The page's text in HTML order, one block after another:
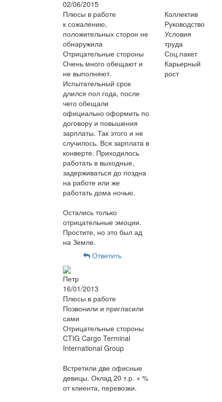
02/06/2015
Плюсы в работе
к сожалению,
положительных сторон не
обнаружила
Отрицательные стороны
Очень много обещают и
не выполняют.
Испытательный срок
длился пол года, после
чего обещали
официально оформить по
договору и повышения
зарплаты. Так этого и не
случилось. Вся зарплата в
конверте. Приходилось
работать в выходные,
задерживаться до поздна
на работе или же
работать дома ночью.
Остались только
отрицательные эмоции.
Простите, но это был ад
на Земле.
Коллектив
Руководство
Условия
труда
Соц.пакет
Карьерный
рост
Ответить
Петр
16/01/2013
Плюсы в работе
Позвонили и пригласили
сами
Отрицательные стороны
CTIG Cargo Terminal
International Group
Встретили две офисные
девицы. Оклад 20 т.р. + %
от клиента, перевозки.